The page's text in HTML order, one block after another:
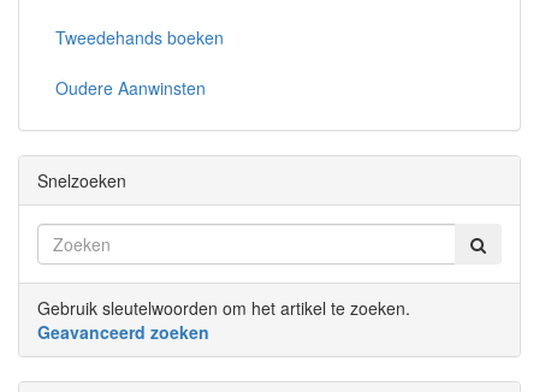
Tweedehands boeken
Oudere Aanwinsten
Snelzoeken
Gebruik sleutelwoorden om het artikel te zoeken.
Geavanceerd zoeken